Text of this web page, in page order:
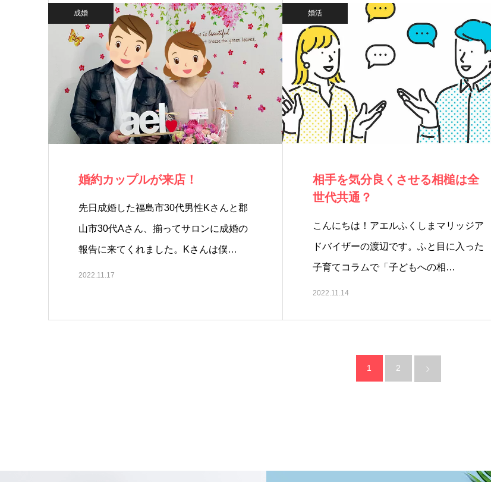
成婚
婚約カップルが来店！
先日成婚した福島市30代男性Kさんと郡
山市30代Aさん、揃ってサロンに成婚の
報告に来てくれました。Kさんは僕…
2022.11.17
婚活
相手を気分良くさせる相槌は全
世代共通？
こんにちは！アエルふくしまマリッジア
ドバイザーの渡辺です。ふと目に入った
子育てコラムで「子どもへの相…
2022.11.14
1 2